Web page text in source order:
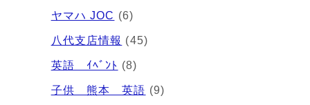
ヤマハ JOC (6)
八代支店情報 (45)
英語 ｲﾍﾞﾝﾄ (8)
子供 熊本 英語 (9)